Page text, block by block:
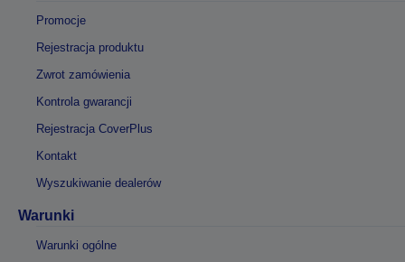
Promocje
Rejestracja produktu
Zwrot zamówienia
Kontrola gwarancji
Rejestracja CoverPlus
Kontakt
Wyszukiwanie dealerów
Warunki
Warunki ogólne